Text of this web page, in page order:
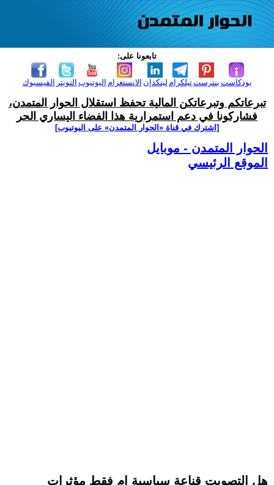
تابعونا على:
الفيسبوك التويتر اليوتيوب الانستغرام لينكدإن تيلكرامبنترست بودكاست
تبرعاتكم وتبرعاتكن المالية تحفظ استقلال الحوار المتمدن،
فشاركونا في دعم استمرارية هذا الفضاء اليساري الحر
[اشترك في قناة ‫«الحوار المتمدن» على اليوتيوب]
الحوار المتمدن - موبايل
الموقع الرئيسي
هل التصويت قناعة سياسية ام فقط مؤثرات